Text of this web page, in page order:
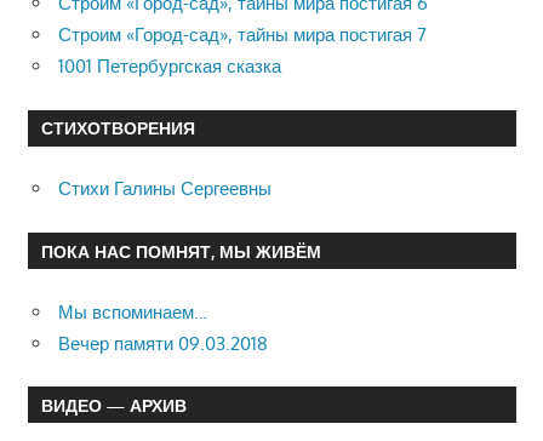
Строим «Город-сад», тайны мира постигая 7
1001 Петербургская сказка
СТИХОТВОРЕНИЯ
Стихи Галины Сергеевны
ПОКА НАС ПОМНЯТ, МЫ ЖИВЁМ
Мы вспоминаем…
Вечер памяти 09.03.2018
ВИДЕО — АРХИВ